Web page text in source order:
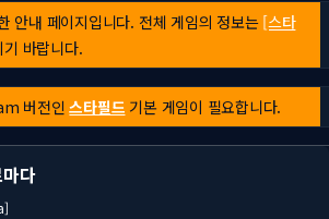
안내 페이지입니다. 전체 게임의 정보는 [스타
바랍니다.
버전인스타필드 기본 게임이 필요합니다.
다